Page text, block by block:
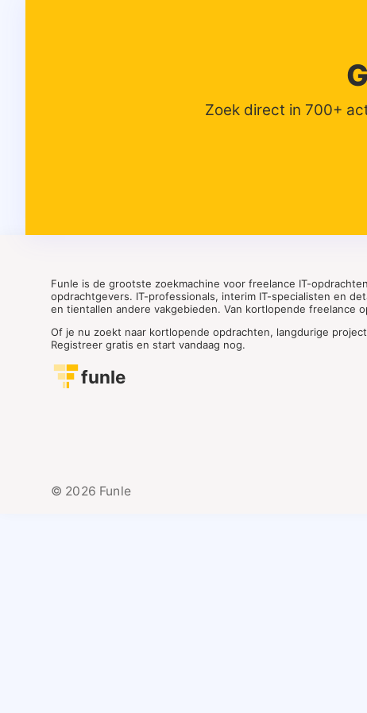
Zoek direct in 700+
Funle is de grootste zoekmachine voor freelance IT-
opdrachtgevers. IT-professionals, interim IT-specialisten en
en tientallen andere vakgebieden. Van kortlopende freelance
Of je nu zoekt naar kortlopende opdrachten, langdurige
Registreer gratis en start vandaag nog.
funle
© 2026 Funle